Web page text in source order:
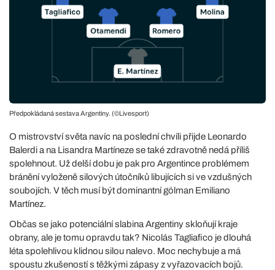
Předpokládaná sestava Argentiny. (©Livesport)
O mistrovství světa navíc na poslední chvíli přijde Leonardo
Balerdi a na Lisandra Martíneze se také zdravotně nedá příliš
spolehnout. Už delší dobu je pak pro Argentince problémem
bránění vyloženě silových útočníků libujících si ve vzdušných
soubojích. V těch musí být dominantní gólman Emiliano
Martínez.
Občas se jako potenciální slabina Argentiny skloňují kraje
obrany, ale je tomu opravdu tak? Nicolás Tagliafico je dlouhá
léta spolehlivou klidnou silou nalevo. Moc nechybuje a má
spoustu zkušeností s těžkými zápasy z vyřazovacích bojů.